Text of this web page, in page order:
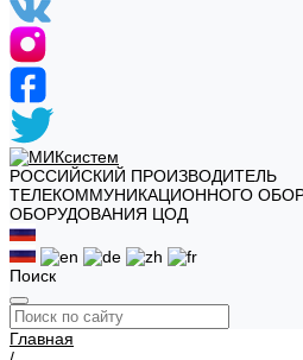
РОССИЙСКИЙ ПРОИЗВОДИТЕЛЬ
ТЕЛЕКОММУНИКАЦИОННОГО
ОБОРУДОВАНИЯ ЦОД
Поиск
Главная